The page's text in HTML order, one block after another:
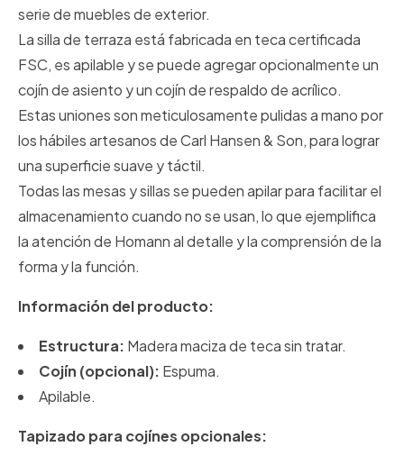
serie de muebles de exterior.
La silla de terraza está fabricada en teca certificada
FSC, es apilable y se puede agregar opcionalmente un
cojín de asiento y un cojín de respaldo de acrílico.
Estas uniones son meticulosamente pulidas a mano por
los hábiles artesanos de Carl Hansen & Son, para lograr
una superficie suave y táctil.
Todas las mesas y sillas se pueden apilar para facilitar el
almacenamiento cuando no se usan, lo que ejemplifica
la atención de Homann al detalle y la comprensión de la
forma y la función.
Información del producto:
Estructura: Madera maciza de teca sin tratar.
Cojín (opcional): Espuma.
Apilable.
Tapizado para cojínes opcionales: